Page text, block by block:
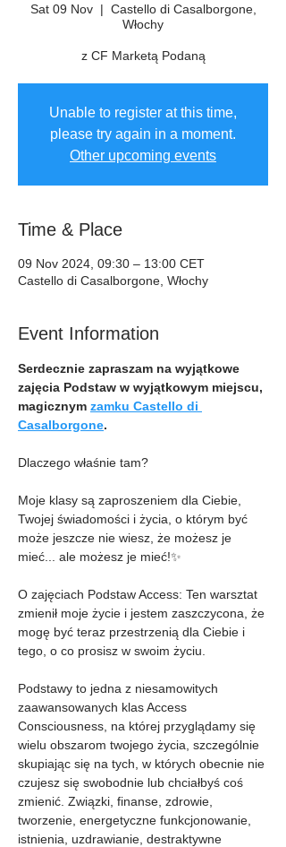
Sat 09 Nov
  |
Castello di Casalborgone,
Włochy
z CF Marketą Podaną
Unable to register at this time,
please try again in a moment.
Other upcoming events
Time & Place
09 Nov 2024, 09:30 – 13:00 CET
Castello di Casalborgone, Włochy
Event Information
Serdecznie zapraszam na wyjątkowe
zajęcia Podstaw w wyjątkowym miejscu,
magicznym zamku Castello di
Casalborgone.
Dlaczego właśnie tam?
Moje klasy są zaproszeniem dla Ciebie,
Twojej świadomości i życia, o którym być
może jeszcze nie wiesz, że możesz je
mieć... ale możesz je mieć!✨
O zajęciach Podstaw Access: Ten warsztat
zmienił moje życie i jestem zaszczycona, że
mogę być teraz przestrzenią dla Ciebie i
tego, o co prosisz w swoim życiu.
Podstawy to jedna z niesamowitych
zaawansowanych klas Access
Consciousness, na której przyglądamy się
wielu obszarom twojego życia, szczególnie
skupiając się na tych, w których obecnie nie
czujesz się swobodnie lub chciałbyś coś
zmienić. Związki, finanse, zdrowie,
tworzenie, energetyczne funkcjonowanie,
istnienia, uzdrawianie, destraktywne